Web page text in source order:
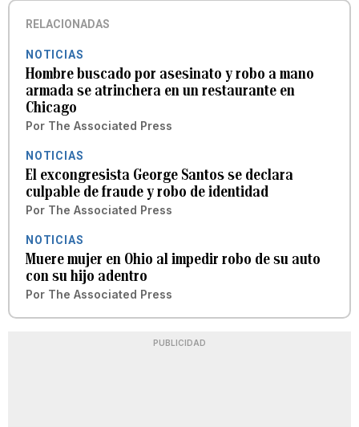
RELACIONADAS
NOTICIAS
Hombre buscado por asesinato y robo a mano
armada se atrinchera en un restaurante en
Chicago
Por The Associated Press
NOTICIAS
El excongresista George Santos se declara
culpable de fraude y robo de identidad
Por The Associated Press
NOTICIAS
Muere mujer en Ohio al impedir robo de su auto
con su hijo adentro
Por The Associated Press
PUBLICIDAD